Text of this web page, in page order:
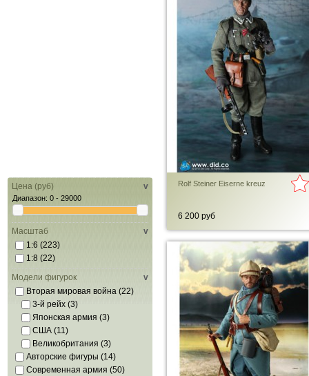
Цена (руб) v
Диапазон: 0 - 29000
Масштаб
v
1:6 (223)
1:8 (22)
Модели фигурок
v
Вторая мировая война (22)
3-й рейх (3)
Японская армия (3)
США (11)
Великобритания (3)
Авторские фигуры (14)
Современная армия (50)
Rolf Steiner Eiserne kreuz
6 200 руб